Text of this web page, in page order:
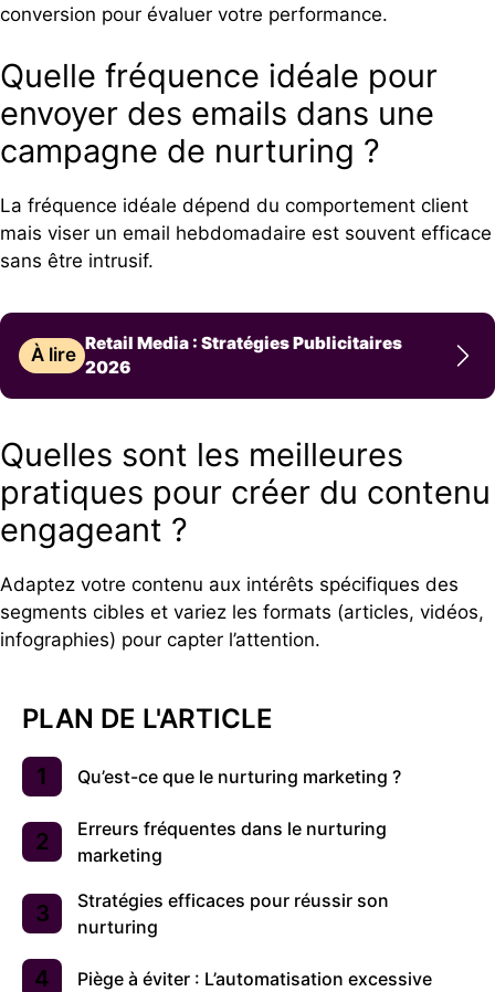
conversion pour évaluer votre performance.
Quelle fréquence idéale pour
envoyer des emails dans une
campagne de nurturing ?
La fréquence idéale dépend du comportement client
mais viser un email hebdomadaire est souvent efficace
sans être intrusif.
À lire
Retail Media : Stratégies Publicitaires
2026
Quelles sont les meilleures
pratiques pour créer du contenu
engageant ?
Adaptez votre contenu aux intérêts spécifiques des
segments cibles et variez les formats (articles, vidéos,
infographies) pour capter l’attention.
PLAN DE L'ARTICLE
Qu’est-ce que le nurturing marketing ?
Erreurs fréquentes dans le nurturing
marketing
Stratégies efficaces pour réussir son
nurturing
Piège à éviter : L’automatisation excessive